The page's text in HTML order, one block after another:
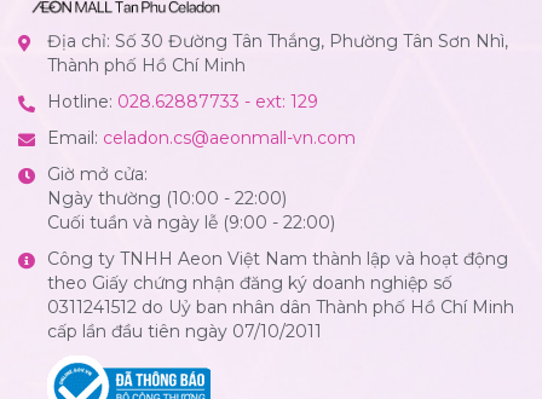
Địa chỉ: Số 30 Đường Tân Thắng, Phường Tân Sơn Nhì,
Thành phố Hồ Chí Minh
Hotline: 028.62887733 - ext: 129
Email: celadon.cs@aeonmall-vn.com
Giờ mở cửa:
Ngày thường (10:00 - 22:00)
Cuối tuần và ngày lễ (9:00 - 22:00)
Công ty TNHH Aeon Việt Nam thành lập và hoạt động
theo Giấy chứng nhận đăng ký doanh nghiệp số
0311241512 do Uỷ ban nhân dân Thành phố Hồ Chí Minh
cấp lần đầu tiên ngày 07/10/2011